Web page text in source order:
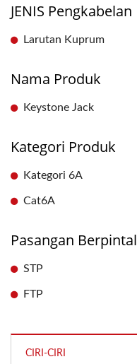
JENIS Pengkabelan
Larutan Kuprum
Nama Produk
Keystone Jack
Kategori Produk
Kategori 6A
Cat6A
Pasangan Berpintal
STP
FTP
CIRI-CIRI